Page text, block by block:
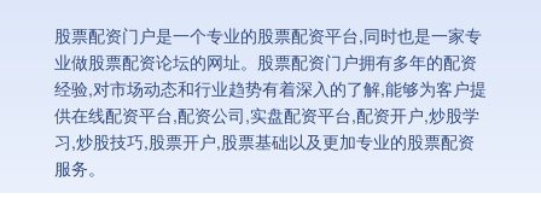
股票配资门户是一个专业的股票配资平台,同时也是一家专
业做股票配资论坛的网址。股票配资门户拥有多年的配资
经验,对市场动态和行业趋势有着深入的了解,能够为客户提
供在线配资平台,配资公司,实盘配资平台,配资开户,炒股学
习,炒股技巧,股票开户,股票基础以及更加专业的股票配资
服务。